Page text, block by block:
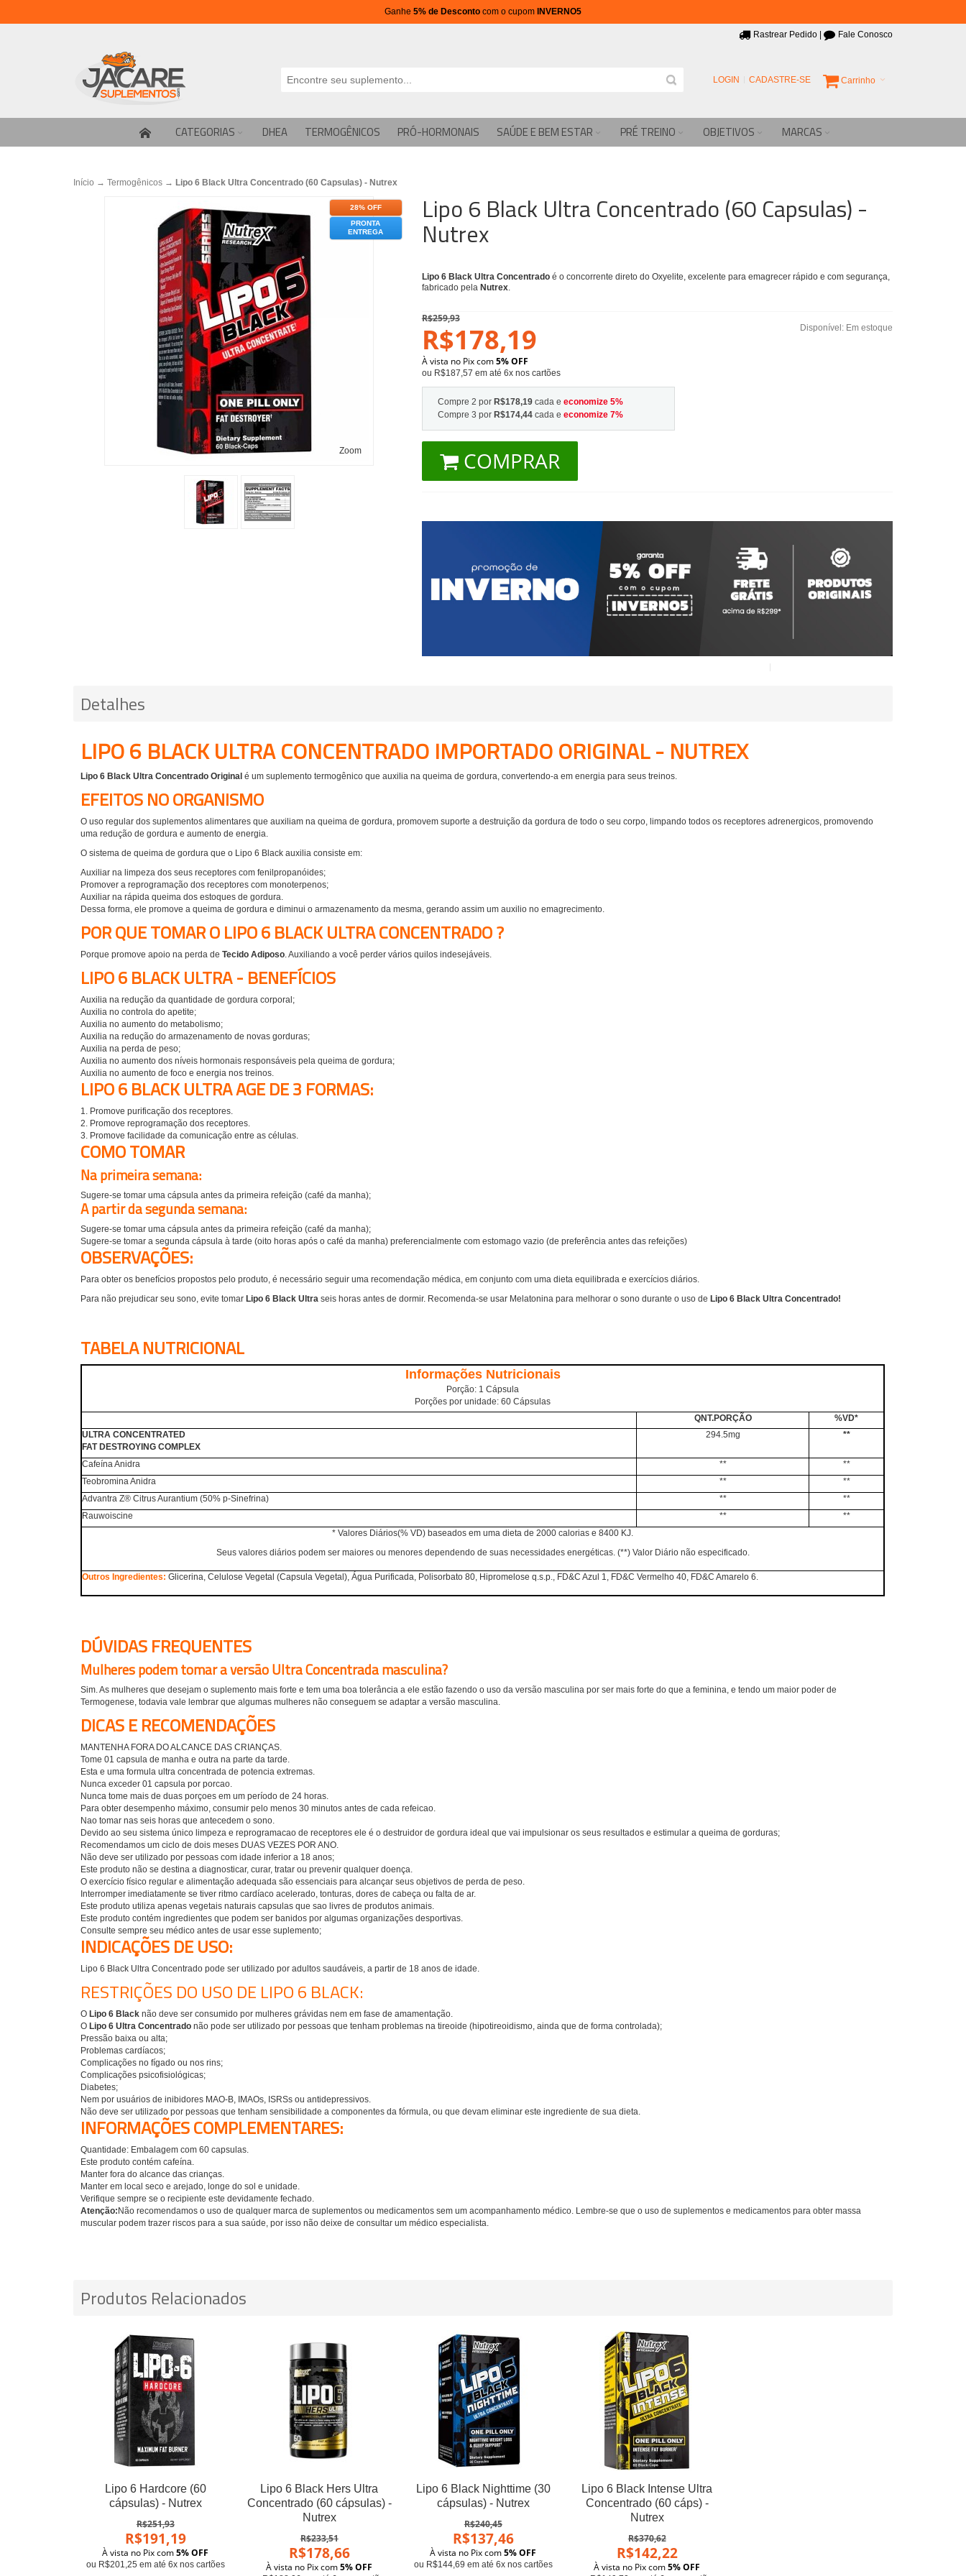
Ganhe 5% de Desconto com o cupom INVERNO5
Rastrear Pedido Fale Conosco
Carrinho
LOGIN CADASTRE-SE
CATEGORIAS DHEA TERMOGÊNICOS PRÓ-HORMONAIS SAÚDE E BEM ESTAR PRÉ TREINO OBJETIVOS MARCAS
Início → Termogênicos → Lipo 6 Black Ultra Concentrado (60 Capsulas) - Nutrex
Zoom
28% OFF
PRONTA
ENTREGA
Lipo 6 Black Ultra Concentrado (60 Capsulas) -
Nutrex
Lipo 6 Black Ultra Concentradoé o concorrente direto do Oxyelite, excelente para emagrecer rápido e com segurança,
fabricado pela Nutrex.
Disponível: Em estoque
R$259,93
R$178,19
À vista no Pix com5% OFF
ou R$187,57 em até 6x nos cartões
Compre 2 por R$178,19cada e economize 5%
Compre 3 por R$174,44cada e economize 7%
COMPRAR
Detalhes
LIPO 6 BLACK ULTRA CONCENTRADO IMPORTADO ORIGINAL - NUTREX
Lipo 6 Black Ultra Concentrado Originalé um suplemento termogênico que auxilia na queima de gordura, convertendo-a em energia para seus treinos.
EFEITOS NO ORGANISMO
O uso regular dos suplementos alimentares que auxiliam na queima de gordura, promovem suporte a destruição da gordura de todo o seu corpo, limpando todos os receptores adrenergicos, promovendo
uma redução de gordura e aumento de energia.
O sistema de queima de gordura que o Lipo 6 Black auxilia consiste em:
Auxiliar na limpeza dos seus receptores com fenilpropanóides;
Promover a reprogramação dos receptores com monoterpenos;
Auxiliar na rápida queima dos estoques de gordura.
Dessa forma, ele promove a queima de gordura e diminui o armazenamento da mesma, gerando assim um auxilio no emagrecimento.
POR QUE TOMAR O LIPO 6 BLACK ULTRA CONCENTRADO ?
Porque promove apoio na perda deTecido Adiposo. Auxiliando a você perder vários quilos indesejáveis.
LIPO 6 BLACK ULTRA - BENEFÍCIOS
Auxilia na redução da quantidade de gordura corporal;
Auxilia no controla do apetite;
Auxilia no aumento do metabolismo;
Auxilia na redução do armazenamento de novas gorduras;
Auxilia na perda de peso;
Auxilia no aumento dos níveis hormonais responsáveis pela queima de gordura;
Auxilia no aumento de foco e energia nos treinos.
LIPO 6 BLACK ULTRA AGE DE 3 FORMAS:
1. Promove purificação dos receptores.
2. Promove reprogramação dos receptores.
3. Promove facilidade da comunicação entre as células.
COMO TOMAR
Na primeira semana:
Sugere-se tomar uma cápsula antes da primeira refeição (café da manha);
A partir da segunda semana:
Sugere-se tomar uma cápsula antes da primeira refeição (café da manha);
Sugere-se tomar a segunda cápsula à tarde (oito horas após o café da manha) preferencialmente com estomago vazio (de preferência antes das refeições)
OBSERVAÇÕES:
Para obter os benefícios propostos pelo produto, é necessário seguir uma recomendação médica, em conjunto com uma dieta equilibrada e exercícios diários.
Para não prejudicar seu sono, evite tomar Lipo 6 Black Ultra seis horas antes de dormir. Recomenda-se usar Melatonina para melhorar o sono durante o uso de Lipo 6 Black Ultra Concentrado!
TABELA NUTRICIONAL
Informações Nutricionais
Porção: 1 Cápsula
Porções por unidade: 60 Cápsulas
QNT.PORÇÃO
%VD*
ULTRA CONCENTRATED
FAT DESTROYING COMPLEX
294.5mg **
Cafeína Anidra **
**
Teobromina Anidra
**
**
Advantra Z® Citrus Aurantium (50% p-Sinefrina)
**
**
Rauwoiscine
**
**
* Valores Diários(% VD) baseados em uma dieta de 2000 calorias e 8400 KJ.
Seus valores diários podem ser maiores ou menores dependendo de suas necessidades energéticas. (**) Valor Diário não especificado.
Outros Ingredientes: Glicerina, Celulose Vegetal (Capsula Vegetal), Água Purificada, Polisorbato 80, Hipromelose q.s.p., FD&C Azul 1, FD&C Vermelho 40, FD&C Amarelo 6.
DÚVIDAS FREQUENTES
Mulheres podem tomar a versão Ultra Concentrada masculina?
Sim. As mulheres que desejam o suplemento mais forte e tem uma boa tolerância a ele estão fazendo o uso da versão masculina por ser mais forte do que a feminina, e tendo um maior poder de
Termogenese, todavia vale lembrar que algumas mulheres não conseguem se adaptar a versão masculina.
DICAS E RECOMENDAÇÕES
MANTENHA FORA DO ALCANCE DAS CRIANÇAS.
Tome 01 capsula de manha e outra na parte da tarde.
Esta e uma formula ultra concentrada de potencia extremas.
Nunca exceder 01 capsula por porcao.
Nunca tome mais de duas porçoes em um período de 24 horas.
Para obter desempenho máximo, consumir pelo menos 30 minutos antes de cada refeicao.
Nao tomar nas seis horas que antecedem o sono.
Devido ao seu sistema único limpeza e reprogramacao de receptores ele é o destruidor de gordura ideal que vai impulsionar os seus resultados e estimular a queima de gorduras;
Recomendamos um ciclo de dois meses DUAS VEZES POR ANO.
Não deve ser utilizado por pessoas com idade inferior a 18 anos;
Este produto não se destina a diagnosticar, curar, tratar ou prevenir qualquer doença.
O exercício físico regular e alimentação adequada são essenciais para alcançar seus objetivos de perda de peso.
Interromper imediatamente se tiver ritmo cardíaco acelerado, tonturas, dores de cabeça ou falta de ar.
Este produto utiliza apenas vegetais naturais capsulas que sao livres de produtos animais.
Este produto contém ingredientes que podem ser banidos por algumas organizações desportivas.
Consulte sempre seu médico antes de usar esse suplemento;
INDICAÇÕES DE USO:
Lipo 6 Black Ultra Concentrado pode ser utilizado por adultos saudáveis, a partir de 18 anos de idade.
RESTRIÇÕES DO USO DE LIPO 6 BLACK:
O Lipo 6 Blacknão deve ser consumido por mulheres grávidas nem em fase de amamentação.
O Lipo 6 Ultra Concentradonão pode ser utilizado por pessoas que tenham problemas na tireoide (hipotireoidismo, ainda que de forma controlada);
Pressão baixa ou alta;
Problemas cardíacos;
Complicações no fígado ou nos rins;
Complicações psicofisiológicas;
Diabetes;
Nem por usuários de inibidores MAO-B, IMAOs, ISRSs ou antidepressivos.
Não deve ser utilizado por pessoas que tenham sensibilidade a componentes da fórmula, ou que devam eliminar este ingrediente de sua dieta.
INFORMAÇÕES COMPLEMENTARES:
Quantidade: Embalagem com 60 capsulas.
Este produto contém cafeína.
Manter fora do alcance das crianças.
Manter em local seco e arejado, longe do sol e unidade.
Verifique sempre se o recipiente este devidamente fechado.
Atenção: Não recomendamos o uso de qualquer marca de suplementos ou medicamentos sem um acompanhamento médico. Lembre-se que o uso de suplementos e medicamentos para obter massa
muscular podem trazer riscos para a sua saúde, por isso não deixe de consultar um médico especialista.
Produtos Relacionados
Lipo 6 Hardcore (60
cápsulas) - Nutrex
R$251,93
R$191,19
À vista no Pix com5% OFF
ou R$201,25 em até 6x nos cartões
Lipo 6 Black Hers Ultra
Concentrado (60 cápsulas) -
Nutrex
R$233,51
R$178,66
À vista no Pix com5% OFF
Lipo 6 Black Nighttime (30
cápsulas) - Nutrex
R$240,45
R$137,46
À vista no Pix com5% OFF
ou R$144,69 em até 6x nos cartões
Lipo 6 Black Intense Ultra
Concentrado (60 cáps) -
Nutrex
R$370,62
R$142,22
À vista no Pix com5% OFF